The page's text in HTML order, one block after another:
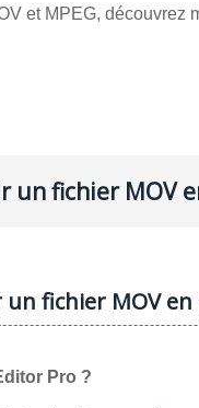
et MPEG,
fichier MOV
fichier MOV en
Pro ?